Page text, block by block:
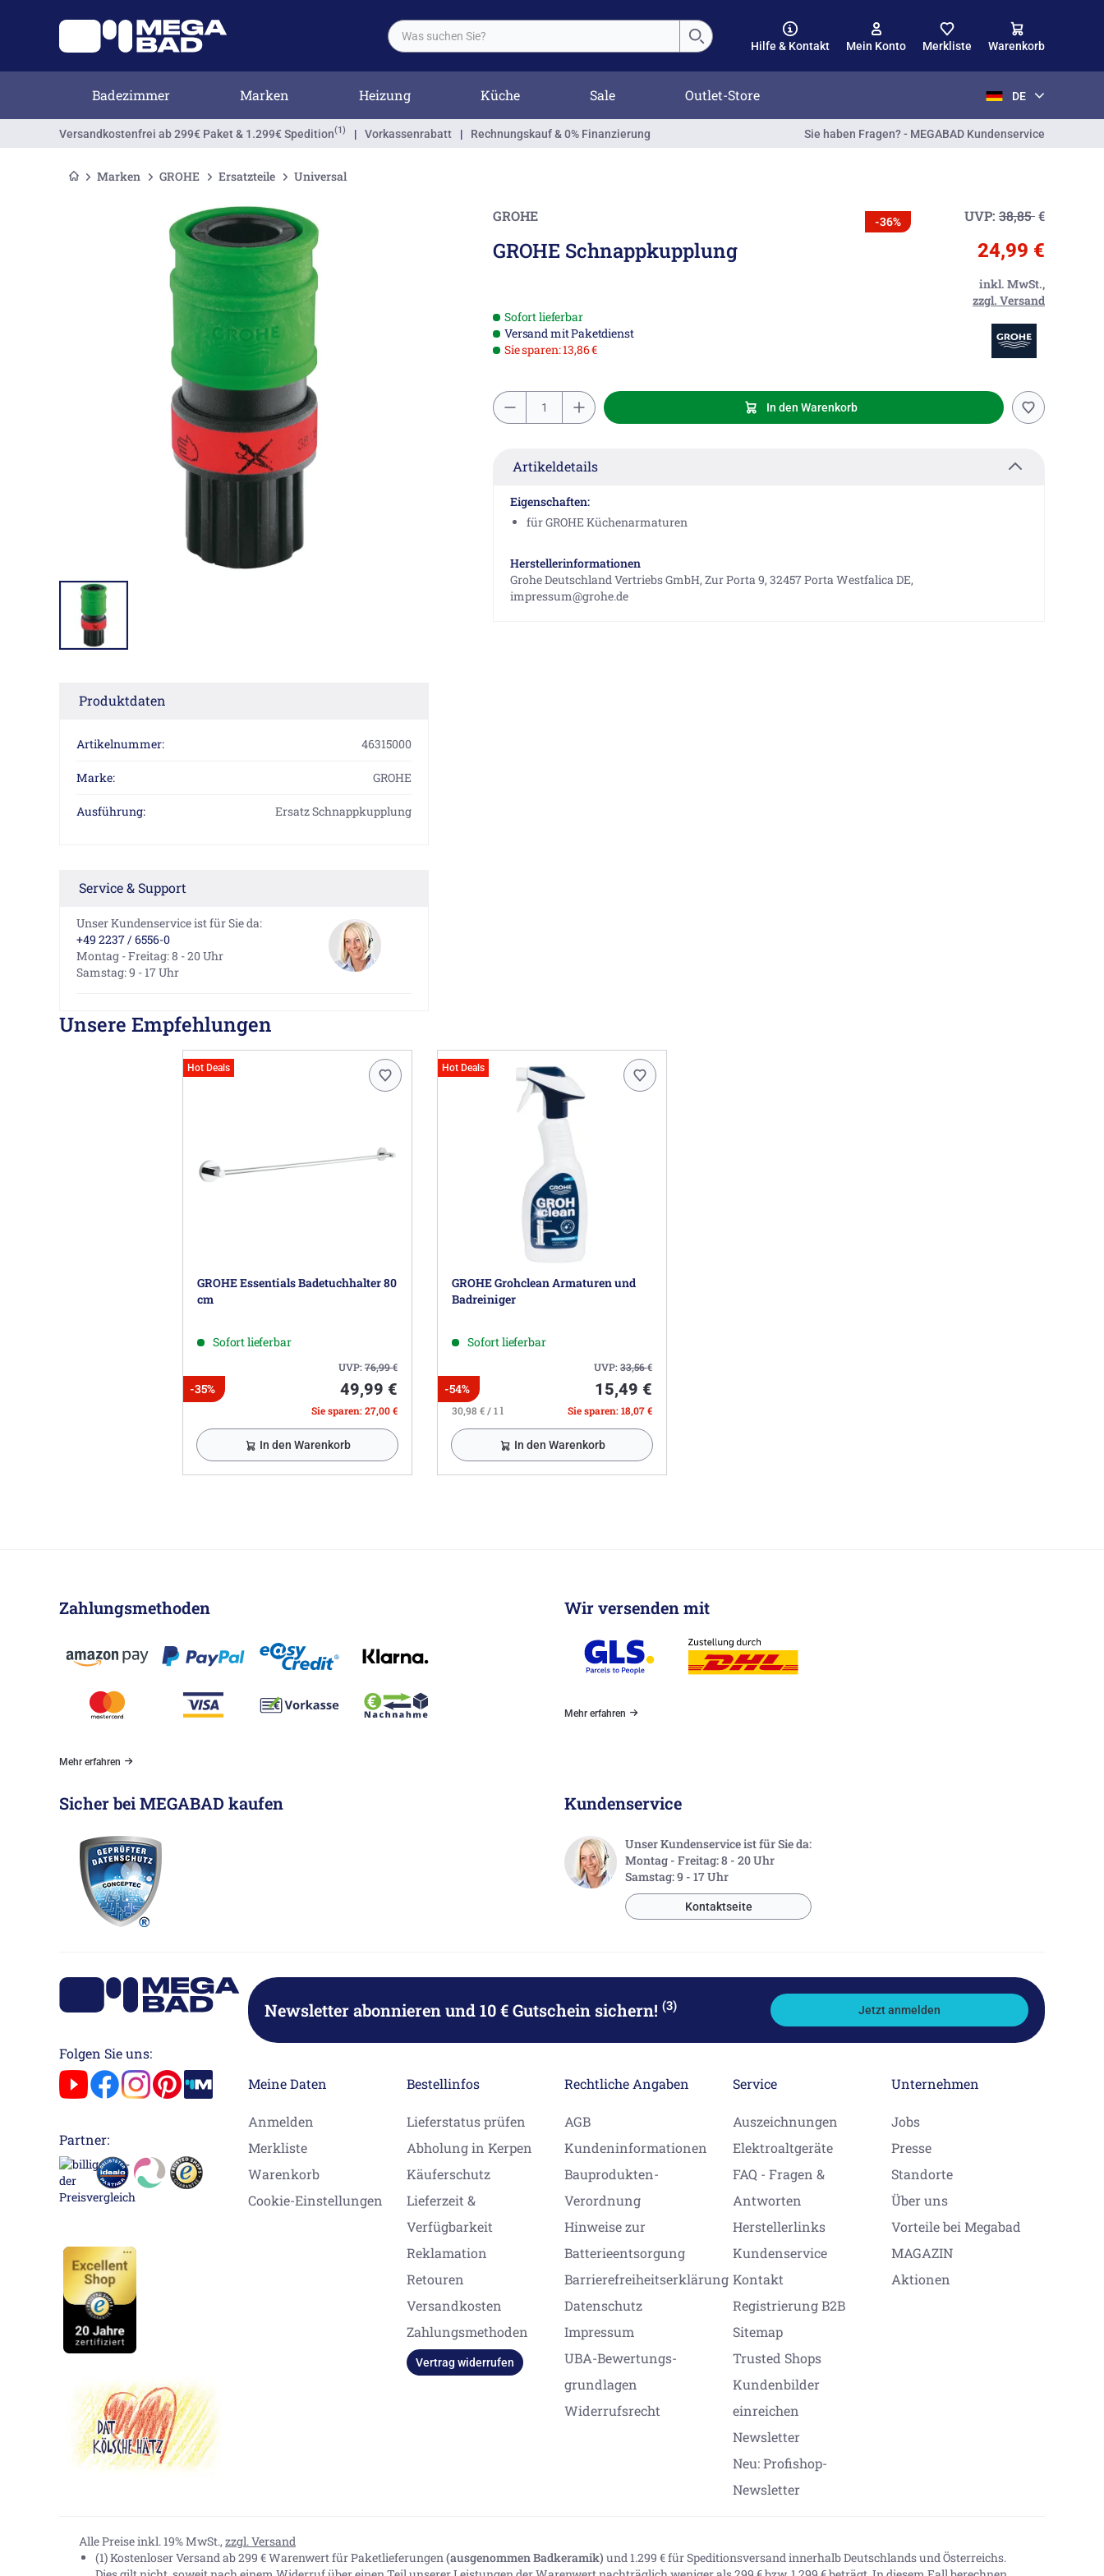
Hilfe & Kontakt Mein Konto Merkliste Warenkorb
Badezimmer Marken Heizung Küche Sale Outlet-Store DE
Versandkostenfrei ab 299€ Paket & 1.299€ Spedition(1) | Vorkassenrabatt | Rechnungskauf & 0% Finanzierung Sie haben Fragen? - MEGABAD Kundenservice
Marken GROHE Ersatzteile Universal
Produktdaten
Artikelnummer: 46315000
Marke: GROHE
Ausführung: Ersatz Schnappkupplung
Service & Support
Unser Kundenservice ist für Sie da:
+49 2237 / 6556-0
Montag - Freitag: 8 - 20 Uhr
Samstag: 9 - 17 Uhr
GROHE
GROHE Schnappkupplung
-36% UVP: 38,85€
24,99 €
inkl. MwSt.,
zzgl. Versand
Sofort lieferbar
Versand mit Paketdienst
Sie sparen: 13,86 €
In den Warenkorb
Artikeldetails
Eigenschaften:
für GROHE Küchenarmaturen
Herstellerinformationen
Grohe Deutschland Vertriebs GmbH, Zur Porta 9, 32457 Porta Westfalica DE,
impressum@grohe.de
Unsere Empfehlungen
Hot Deals
GROHE Essentials Badetuchhalter 80
cm
Sofort lieferbar
UVP:76,99€
-35% 49,99 €
Sie sparen: 27,00 €
In den Warenkorb
Hot Deals
GROHE Grohclean Armaturen und
Badreiniger
Sofort lieferbar
UVP:33,56€
-54% 15,49 €
30,98 € / 1 l Sie sparen: 18,07 €
In den Warenkorb
Zahlungsmethoden
Mehr erfahren
Wir versenden mit
Mehr erfahren
Sicher bei MEGABAD kaufen Kundenservice
Unser Kundenservice ist für Sie da:
Montag - Freitag: 8 - 20 Uhr
Samstag: 9 - 17 Uhr
Kontaktseite
Folgen Sie uns:
Partner:
Newsletter abonnierenund 10 € Gutschein sichern! (3) Jetzt anmelden
Meine Daten
Anmelden
Merkliste
Warenkorb
Cookie-Einstellungen
Bestellinfos
Lieferstatus prüfen
Abholung in Kerpen
Käuferschutz
Lieferzeit &
Verfügbarkeit
Reklamation
Retouren
Versandkosten
Zahlungsmethoden
Vertrag widerrufen
Rechtliche Angaben
AGB
Kundeninformationen
Bauprodukten-
Verordnung
Hinweise zur
Batterieentsorgung
Barrierefreiheitserklärung
Datenschutz
Impressum
UBA-Bewertungs-
grundlagen
Widerrufsrecht
Service
Auszeichnungen
Elektroaltgeräte
FAQ - Fragen &
Antworten
Herstellerlinks
Kundenservice
Kontakt
Registrierung B2B
Sitemap
Trusted Shops
Kundenbilder
einreichen
Newsletter
Neu: Profishop-
Newsletter
Unternehmen
Jobs
Presse
Standorte
Über uns
Vorteile bei Megabad
MAGAZIN
Aktionen
Alle Preise inkl. 19% MwSt., zzgl. Versand
(1) Kostenloser Versand ab 299 € Warenwert für Paketlieferungen(ausgenommen Badkeramik) und 1.299 € für Speditionsversand innerhalb Deutschlands und Österreichs.